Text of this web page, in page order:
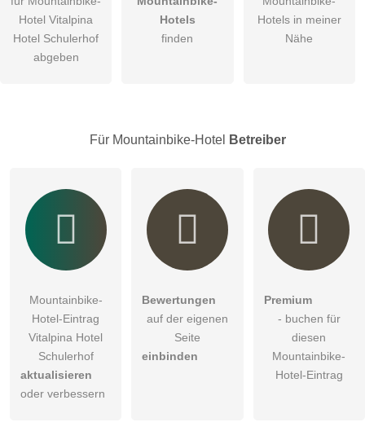
Hinweis:Bitte beachten Sie, öffentliche Fragen sindfür alle
Besucher sichtbar
Klicken Sie hier um eine
Hotel Vitalpina
Hotel Schulerhof
abgeben
Hotels
finden
Hotels in meiner
Nähe
Für Mountainbike-Hotel Betreiber
Mountainbike-
Hotel-Eintrag
Vitalpina Hotel
Schulerhof
aktualisieren
oder verbessern
Bewertungen
auf der eigenen
Seite
einbinden
Premium
- buchen für
diesen
Mountainbike-
Hotel-Eintrag